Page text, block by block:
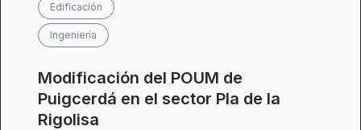
Edificación
Ingeniería
Modificación del POUM de
Puigcerdá en el sector Pla de la
Rigolisa